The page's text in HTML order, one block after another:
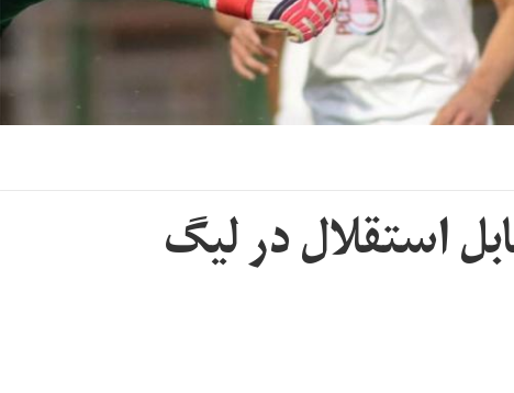
استقلال در لیگ